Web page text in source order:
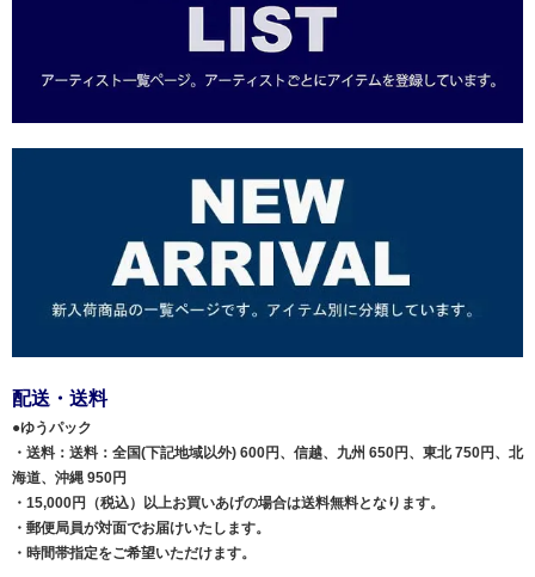
配送・送料
●ゆうパック
・送料：送料：全国(下記地域以外) 600円、信越、九州 650円、東北 750円、北
海道、沖縄 950円
・15,000円（税込）以上お買いあげの場合は送料無料となります。
・郵便局員が対面でお届けいたします。
・時間帯指定をご希望いただけます。